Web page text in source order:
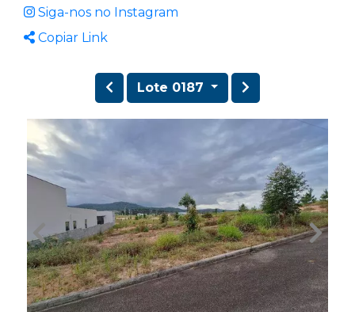
Siga-nos no Instagram
Copiar Link
Lote 0187